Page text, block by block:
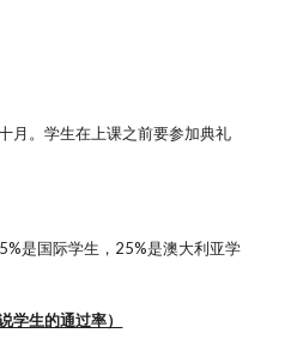
月。学生在上课之前要参加典礼
是国际学生，25%是澳大利亚学
学生的通过率）